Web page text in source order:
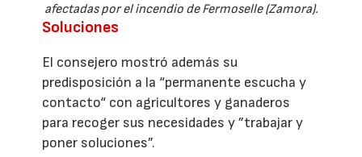
afectadas por el incendio de Fermoselle (Zamora).
Soluciones
El consejero mostró además su
predisposición a la “permanente escucha y
contacto“ con agricultores y ganaderos
para recoger sus necesidades y ”trabajar y
poner soluciones”.